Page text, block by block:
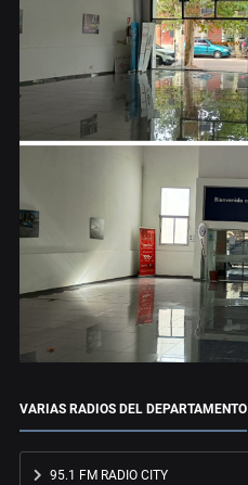
VARIAS RADIOS DEL DEPARTAMENTO
95.1 FM RADIO CITY